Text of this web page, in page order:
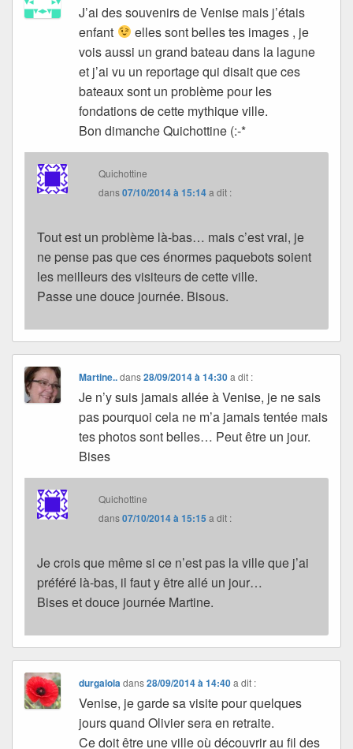
J’ai des souvenirs de Venise mais j’étais
enfant
elles sont belles tes images , je
vois aussi un grand bateau dans la lagune
et j’ai vu un reportage qui disait que ces
bateaux sont un problème pour les
fondations de cette mythique ville.
Bon dimanche Quichottine (:-*
Quichottine
dans07/10/2014 à 15:14a dit :
Tout est un problème là-bas… mais c’est vrai, je
ne pense pas que ces énormes paquebots soient
les meilleurs des visiteurs de cette ville.
Passe une douce journée. Bisous.
Martine..dans28/09/2014 à 14:30 a dit :
Je n’y suis jamais allée à Venise, je ne sais
pas pourquoi cela ne m’a jamais tentée mais
tes photos sont belles… Peut être un jour.
Bises
Quichottine
dans07/10/2014 à 15:15 a dit :
Je crois que même si ce n’est pas la ville que j’ai
préféré là-bas, il faut y être allé un jour…
Bises et douce journée Martine.
durgaloladans28/09/2014 à 14:40 a dit :
Venise, je garde sa visite pour quelques
jours quand Olivier sera en retraite.
Ce doit être une ville où découvrir au fil des